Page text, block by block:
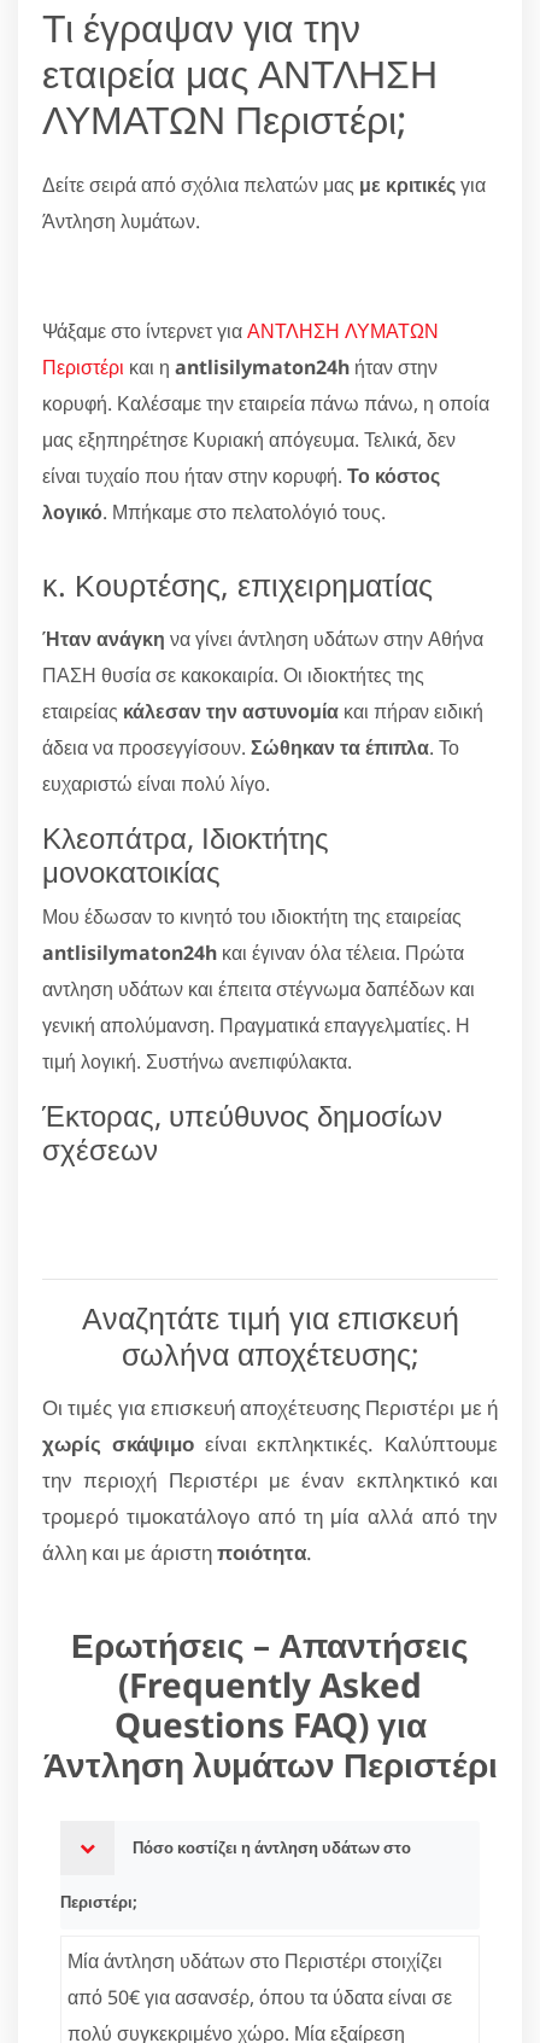
Τι έγραψαν για την
εταιρεία μας ΑΝΤΛΗΣΗ
ΛΥΜΑΤΩΝ Περιστέρι;
Δείτε σειρά από σχόλια πελατών μας με κριτικέςγια
Άντληση λυμάτων.
Ψάξαμε στο ίντερνετ γιαΑΝΤΛΗΣΗ ΛΥΜΑΤΩΝ
Περιστέρι και η antlisilymaton24h ήταν στην
κορυφή. Καλέσαμε την εταιρεία πάνω πάνω, η οποία
μας εξηπηρέτησε Κυριακή απόγευμα. Τελικά, δεν
είναι τυχαίο που ήταν στην κορυφή. Το κόστος
λογικό. Μπήκαμε στο πελατολόγιό τους.
κ. Κουρτέσης, επιχειρηματίας
Ήταν ανάγκη να γίνει άντληση υδάτων στην Αθήνα
ΠΑΣΗ θυσία σε κακοκαιρία. Οι ιδιοκτήτες της
εταιρείας κάλεσαν την αστυνομία και πήραν ειδική
άδεια να προσεγγίσουν. Σώθηκαν τα έπιπλα. Το
ευχαριστώ είναι πολύ λίγο.
Κλεοπάτρα, Ιδιοκτήτης
μονοκατοικίας
Μου έδωσαν το κινητό του ιδιοκτήτη της εταιρείας
antlisilymaton24h και έγιναν όλα τέλεια. Πρώτα
αντληση υδάτων και έπειτα στέγνωμα δαπέδων και
γενική απολύμανση. Πραγματικά επαγγελματίες. Η
τιμή λογική. Συστήνω ανεπιφύλακτα.
Έκτορας, υπεύθυνος δημοσίων
σχέσεων
Αναζητάτε τιμή για επισκευή
σωλήνα αποχέτευσης;
Οι τιμές για επισκευή αποχέτευσης Περιστέρι με ή
χωρίς σκάψιμοείναι εκπληκτικές. Καλύπτουμε
την περιοχή Περιστέρι με έναν εκπληκτικό και
τρομερό τιμοκατάλογο από τη μία αλλά από την
άλλη και με άριστηποιότητα.
Ερωτήσεις – Απαντήσεις
(Frequently Asked
Questions FAQ) για
Άντληση λυμάτων Περιστέρι
Πόσο κοστίζει η άντληση υδάτων στο
Περιστέρι;
Μία άντληση υδάτων στο Περιστέρι στοιχίζει
από 50€ για ασανσέρ, όπου τα ύδατα είναι σε
πολύ συγκεκριμένο χώρο. Μία εξαίρεση